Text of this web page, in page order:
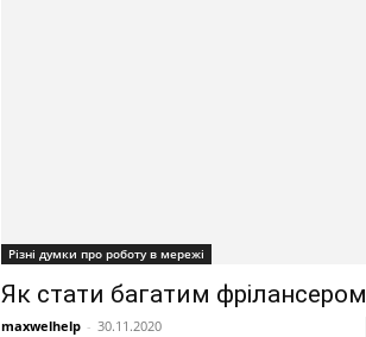
Різні думки про роботу в мережі
Як стати багатим фрілансером
maxwelhelp - 30.11.2020